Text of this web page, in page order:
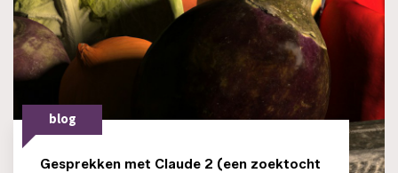
blog
Gesprekken met Claude 2 (een zoektocht